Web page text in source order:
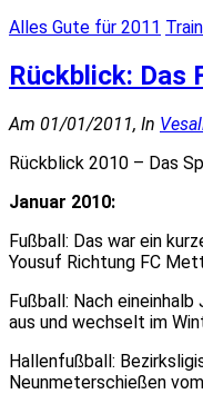
Alles Gute für 2011
Rückblick: Das
Am 01/01/2011, In
Rückblick 2010 – Das
Januar 2010:
Fußball: Das war ein
Yousuf Richtung FC
Fußball: Nach
aus und wechselt im
Hallenfußball:
Neunmeterschießen